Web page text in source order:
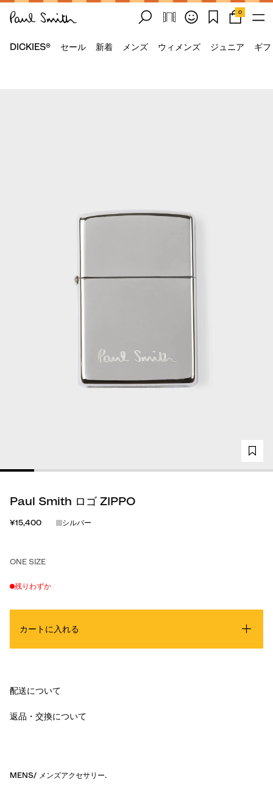
0
DICKIES® セール 新着 メンズ ウィメンズ ジュニア ギ
Paul Smith ロゴ ZIPPO
¥15,400 シルバー
ONE SIZE
残りわずか
カートに入れる
配送について
返品・交換について
MENS/ メンズアクセサリー.